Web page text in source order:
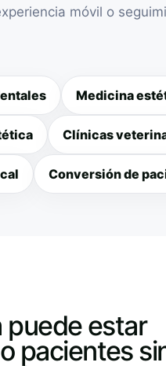
móvil o
Medicina
Clínicas
Conversión de
puede estar
pacientes